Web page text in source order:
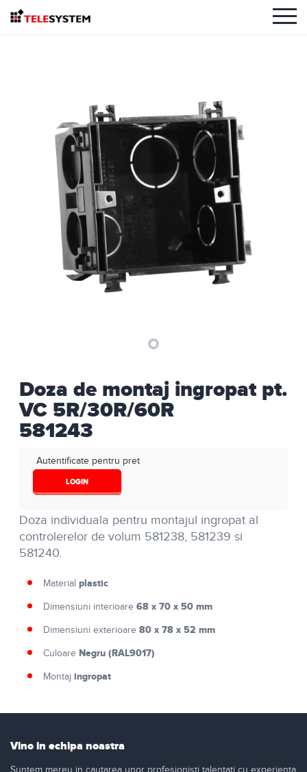
Doza de montaj ingropat pt.
VC 5R/30R/60R
581243
Autentificate pentru pret
LOGIN
Doza individuala pentru montajul ingropat al
controlerelor de volum 581238, 581239 si
581240.
Material plastic
Dimensiuni interioare 68 x 70 x 50 mm
Dimensiuni exterioare 80 x 78 x 52 mm
Culoare Negru (RAL9017)
Montaj ingropat
Vino in echipa noastra